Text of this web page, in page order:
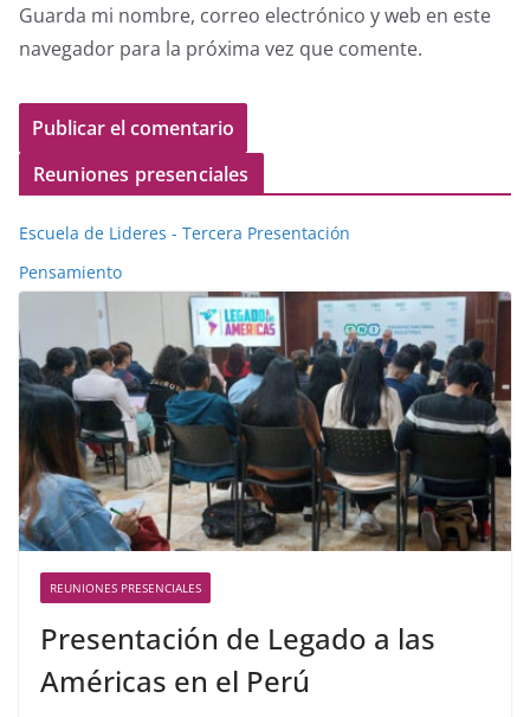
Guarda mi nombre, correo electrónico y web en este
navegador para la próxima vez que comente.
Reuniones presenciales
Escuela de Lideres - Tercera Presentación
Pensamiento
REUNIONES PRESENCIALES
Presentación de Legado a las
Américas en el Perú